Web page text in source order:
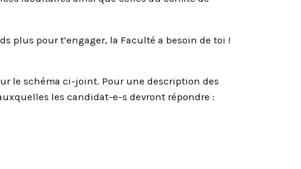
plus pour t’engager, la Faculté a besoin de toi !
le schéma ci-joint. Pour une description des
les candidat-e-s devront répondre :